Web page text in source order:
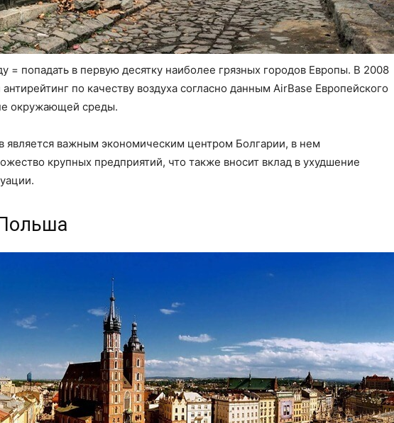
= попадать в первую десятку наиболее грязных городов Европы. В 2008
антирейтинг по качеству воздуха согласно данным AirBase Европейского
окружающей среды.
является важным экономическим центром Болгарии, в нем
крупных предприятий, что также вносит вклад в ухудшение